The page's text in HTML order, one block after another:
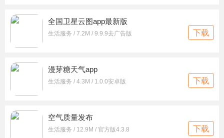
全国卫星云图app最新版
生活服务 / 7.2M / 9.9.9去广告版 下载
漫芽糖天气app
生活服务 / 4.3M / 1.0.0安卓版 下载
空气质量发布
生活服务 / 12.9M / 官方版4.3.8 下载